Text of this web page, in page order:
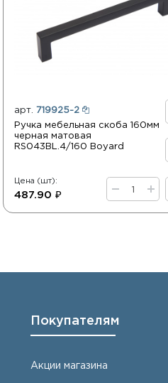
арт. 719925-2
Ручка мебельная скоба 160мм
черная матовая
RS043BL.4/160 Boyard
Цена (шт):
487.90 ₽
Покупателям
Акции магазина